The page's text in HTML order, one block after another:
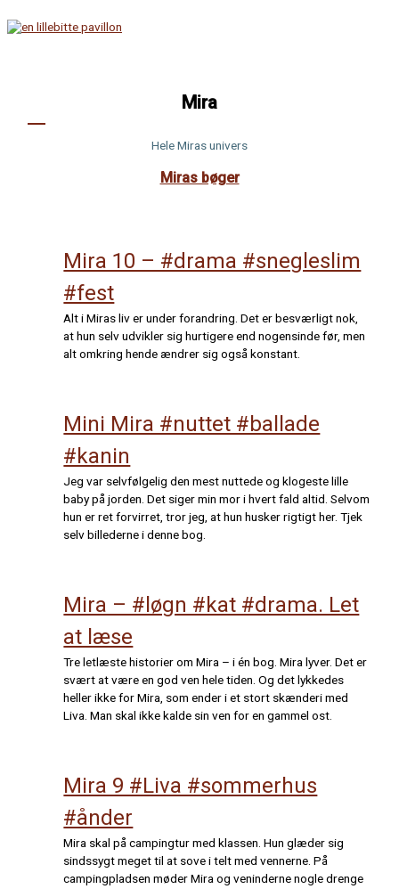
til
Mira
Hele Miras univers
Miras bøger
Mira 10 – #drama #snegleslim
#fest
Alt i Miras liv er under forandring. Det er besværligt nok,
at hun selv udvikler sig hurtigere end nogensinde før, men
alt omkring hende ændrer sig også konstant.
Mini Mira #nuttet #ballade
#kanin
Jeg var selvfølgelig den mest nuttede og klogeste lille
baby på jorden. Det siger min mor i hvert fald altid. Selvom
hun er ret forvirret, tror jeg, at hun husker rigtigt her. Tjek
selv billederne i denne bog.
Mira – #løgn #kat #drama. Let
at læse
Tre letlæste historier om Mira – i én bog. Mira lyver. Det er
svært at være en god ven hele tiden. Og det lykkedes
heller ikke for Mira, som ender i et stort skænderi med
Liva. Man skal ikke kalde sin ven for en gammel ost.
Mira 9 #Liva #sommerhus
#ånder
Mira skal på campingtur med klassen. Hun glæder sig
sindssygt meget til at sove i telt med vennerne. På
campingpladsen møder Mira og veninderne nogle drenge